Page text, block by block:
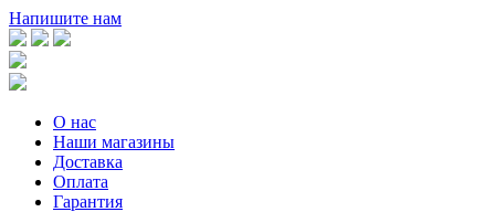
Напишите нам
О нас
Наши магазины
Доставка
Оплата
Гарантия